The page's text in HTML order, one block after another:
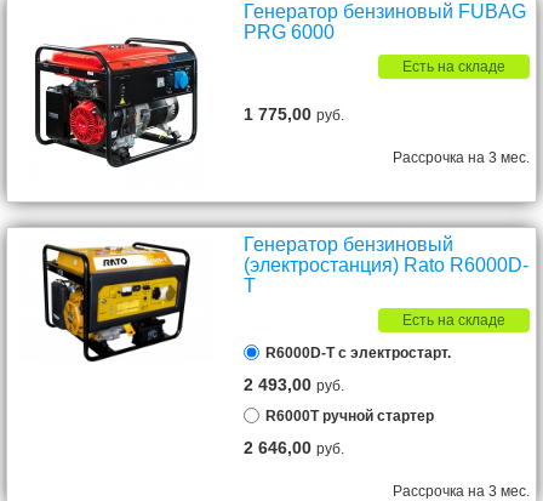
Генератор бензиновый FUBAG
PRG 6000
Есть на складе
1 775,00руб.
Рассрочка на 3 мес.
Генератор бензиновый
(электростанция) Rato R6000D-
T
Есть на складе
R6000D-T с электростарт.
2 493,00руб.
R6000T ручной стартер
2 646,00руб.
Рассрочка на 3 мес.